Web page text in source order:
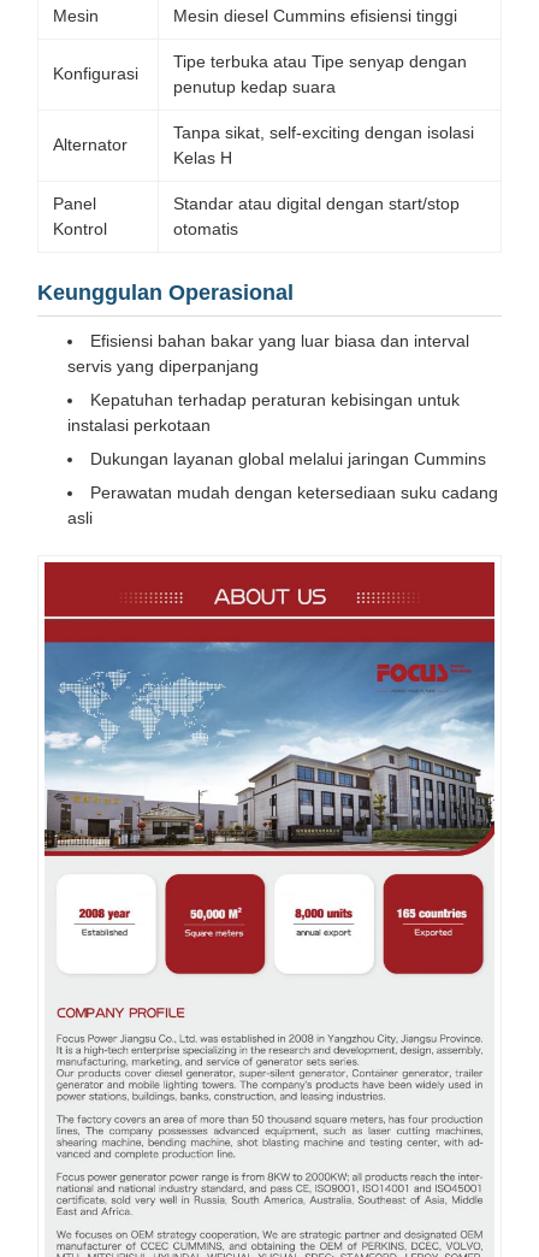
Mesin Mesin diesel Cummins efisiensi tinggi
Konfigurasi
Tipe terbuka atau Tipe senyap dengan
penutup kedap suara
Alternator
Tanpa sikat, self-exciting dengan isolasi
Kelas H
Panel
Kontrol
Standar atau digital dengan start/stop
otomatis
Keunggulan Operasional
Efisiensi bahan bakar yang luar biasa dan interval
servis yang diperpanjang
Kepatuhan terhadap peraturan kebisingan untuk
instalasi perkotaan
Dukungan layanan global melalui jaringan Cummins
Perawatan mudah dengan ketersediaan suku cadang
asli